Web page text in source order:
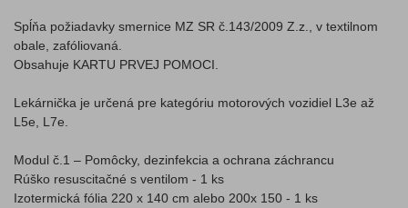
Spĺňa požiadavky smernice MZ SR č.143/2009 Z.z., v textilnom
obale, zafóliovaná.
Obsahuje KARTU PRVEJ POMOCI.
Lekárnička je určená pre kategóriu motorových vozidiel L3e až
L5e, L7e.
Modul č.1 – Pomôcky, dezinfekcia a ochrana záchrancu
Rúško resuscitačné s ventilom - 1 ks
Izotermická fólia 220 x 140 cm alebo 200x 150 - 1 ks